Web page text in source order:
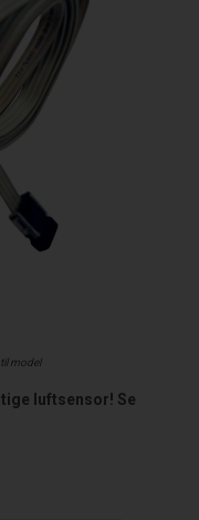
model
luftsensor! Se